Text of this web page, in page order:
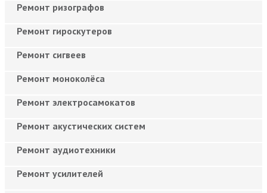
Ремонт ризографов
Ремонт гироскутеров
Ремонт сигвеев
Ремонт моноколёса
Ремонт электросамокатов
Ремонт акустических систем
Ремонт аудиотехники
Ремонт усилителей